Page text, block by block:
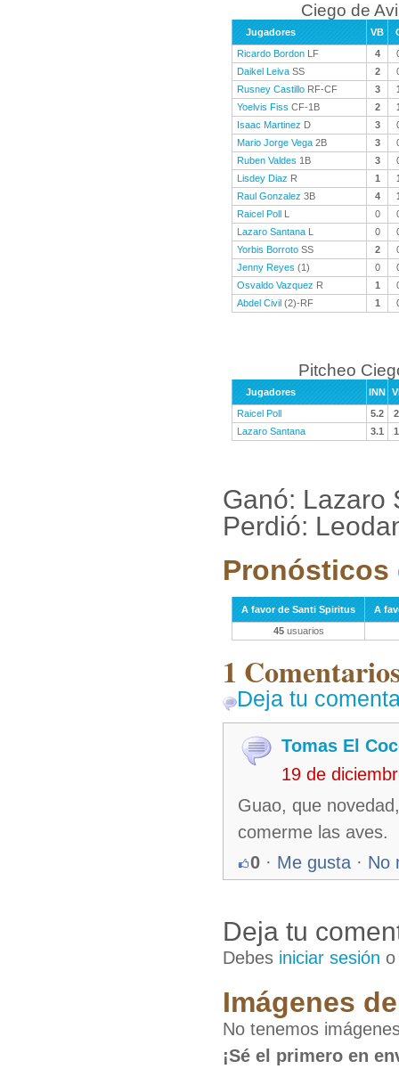
Ciego de
Jugadores VB
Ricardo Bordon LF 4
Daikel Leiva SS 2
Rusney Castillo RF-CF 3
Yoelvis Fiss CF-1B 2
Isaac Martinez D 3
Mario Jorge Vega 2B 3
Ruben Valdes 1B 3
Lisdey Diaz R 1
Raul Gonzalez 3B 4
Raicel Poll L 0
Lazaro Santana L 0
Yorbis Borroto SS 2
Jenny Reyes (1) 0
Osvaldo Vazquez R 1
Abdel Civil (2)-RF 1
Pitcheo
Jugadores INN
Raicel Poll
5.2
Lazaro Santana
3.1
Ganó: Lazaro
Perdió:
Pronósticos
A favor de Santi Spiritus
A
45usuarios
1
Deja tu
Tomas El
19 de
Guao, que
comerme las aves.
0 · Me gusta · No
Deja tu
Debes iniciar sesión
Imágenes
No tenemos
¡Sé el primero en